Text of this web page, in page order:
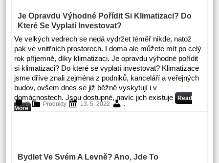
Je Opravdu Výhodné Pořídit Si Klimatizaci? Do
Které Se Vyplatí Investovat?
Ve velkých vedrech se nedá vydržet téměř nikde, natož
pak ve vnitřních prostorech. I doma ale můžete mít po celý
rok příjemně, díky klimatizaci. Je opravdu výhodné pořídit
si klimatizaci? Do které se vyplatí investovat? Klimatizace
jsme dříve znali zejména z podniků, kanceláří a veřejných
budov, ovšem dnes se již běžně vyskytují i v
domácnostech. Jsou dostupné, navíc jich existuje Read
More
0 Produkty 13. 5. 2022 .
Bydlet Ve Svém A Levně? Ano, Jde To